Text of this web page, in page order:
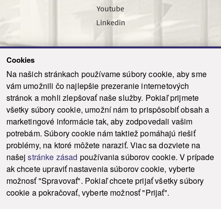
Cookies
Na našich stránkach používame súbory cookie, aby sme
vám umožnili čo najlepšie prezeranie internetových
stránok a mohli zlepšovať naše služby. Pokiaľ prijmete
všetky súbory cookie, umožní nám to prispôsobiť obsah a
marketingové informácie tak, aby zodpovedali vašim
potrebám. Súbory cookie nám taktiež pomáhajú riešiť
problémy, na ktoré môžete naraziť. Viac sa dozviete na
našejstránke zásad používania súborov cookie. V prípade
ak chcete upraviť nastavenia súborov cookie, vyberte
možnosť "Spravovať". Pokiaľ chcete prijať všetky súbory
cookie a pokračovať, vyberte možnosť "Prijať".
Youtube
Linkedin
Odoslať
© 2021-2026 ku.sk. Všetky práva vyhradené. Ochrana osobných údajov
Vyhlásenie o prístupnosti |
Admin
This site is protected by reCAPTCHA and the Google Privacy Policy and Terms of
Service
apply.